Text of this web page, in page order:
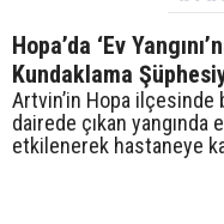
Hopa’da ‘Ev
Kundaklama
Artvin’in Hopa ilçesinde
dairede çıkan yangında
etkilenerek hastaneye